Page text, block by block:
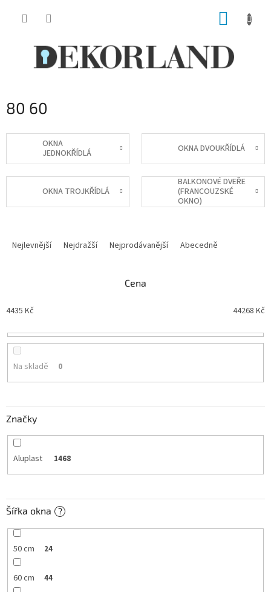
80 60
OKNA
JEDNOKŘÍDLÁ
OKNA DVOUKŘÍDLÁ
OKNA TROJKŘÍDLÁ
BALKONOVÉ DVEŘE
(FRANCOUZSKÉ
OKNO)
p
o
ů
Nejlevnější Nejdražší Nejprodávanější Abecedně
Cena
4435 Kč 44268 Kč
Na skladě 0
Značky
Aluplast 1468
Šířka okna ?
50 cm 24
60 cm 44